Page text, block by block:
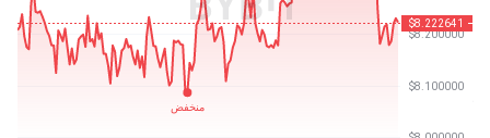
القمَّة التاريخية